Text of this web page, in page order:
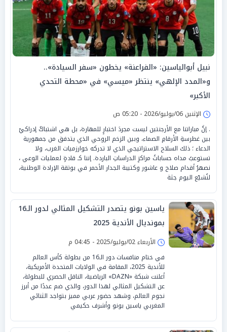
نبيل أبوالياسين: «الفراعنة» يخطون «سفر السيادة»..
و«المدد الإلهي» ينتظر «ميسي» في «محطة التحدي
الأكبر»
الإثنين 06/يوليو/2026 - 05:20 ص
. إنَّ مباراتنا مع الأرجنتين ليست مجردَ اختبارٍ للمهارة، بل هي اشتباكٌ إدراكيّ
بين غطرسةِ الأرقامِ الصماء، وبين الزخم الروحي الذي يتدفق من جمهورية
الدعاء ؛ ذلك السلاح الاستراتيجي الذي لا تدركه خوارزميات الغرب، ولا
تستوعبُ مداه حساباتُ مراكزِ الدراساتِ الباردة. إننا كـ قادةٍ لعمليات الوعي ،
نصهرُ أقدام صلاح و عاشور وكتيبة الجدار الأحمر في بوتقة الإرادة الوطنية،
لنُشيّع اليوم جثة
ياسين بونو يتصدر التشكيل المثالي لدور الـ16
بمونديال الأندية 2025
الأربعاء 02/يوليو/2025 - 04:45 م
في ختام منافسات دور الـ16 من بطولة كأس العالم
للأندية 2025، المقامة في الولايات المتحدة الأمريكية،
أعلنت شبكة «DAZN» الرياضية، الناقل الحصري للبطولة،
عن التشكيل المثالي لهذا الدور، والذي ضم عددًا من أبرز
نجوم العالم، وشهد حضور عربي مميز بتواجد الثنائي
المغربي ياسين بونو وأشرف حكيمي